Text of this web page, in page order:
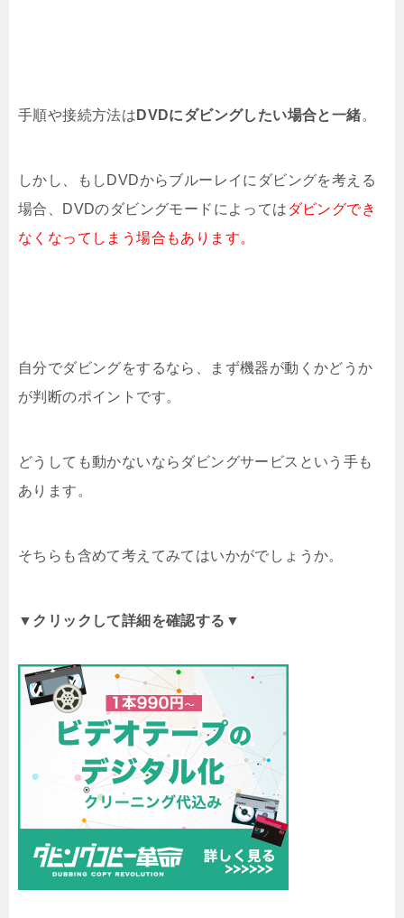
手順や接続方法は DVDにダビングしたい場合と一緒。
しかし、もしDVDからブルーレイにダビングを考える
場合、DVDのダビングモードによっては ダビングでき
なくなってしまう場合もあります。
自分でダビングをするなら、まず機器が動くかどうか
が判断のポイントです。
どうしても動かないならダビングサービスという手も
あります。
そちらも含めて考えてみてはいかがでしょうか。
▼クリックして詳細を確認する▼